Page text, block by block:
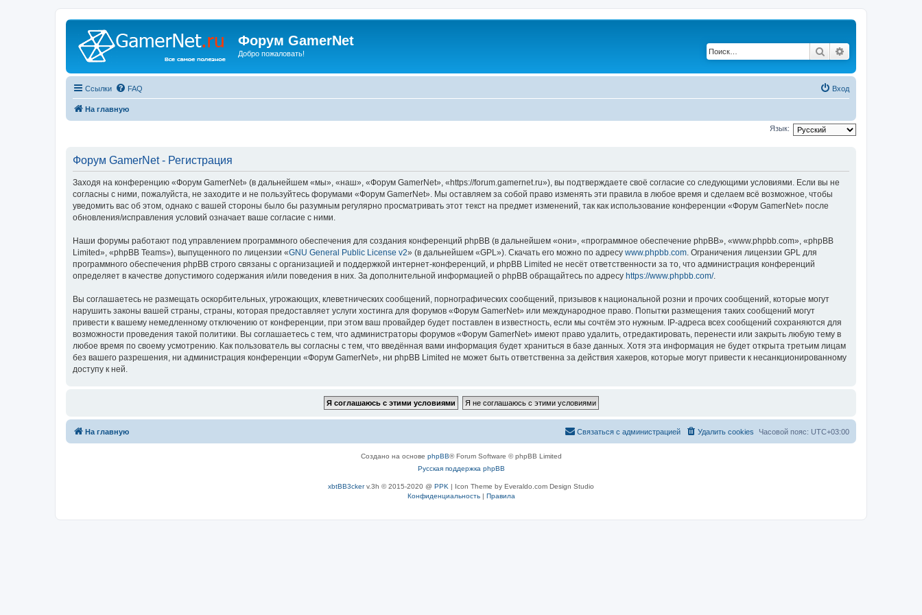
Форум GamerNet
Добро пожаловать! Поиск
Ссылки FAQ Вход
На главную
Язык:
Форум GamerNet - Регистрация
Заходя на конференцию «Форум GamerNet» (в дальнейшем «мы», «наш», «Форум GamerNet», «https://forum.gamernet.ru»), вы подтверждаете своё согласие со следующими условиями. Если вы не
согласны с ними, пожалуйста, не заходите и не пользуйтесь форумами «Форум GamerNet». Мы оставляем за собой право изменять эти правила в любое время и сделаем всё возможное, чтобы
уведомить вас об этом, однако с вашей стороны было бы разумным регулярно просматривать этот текст на предмет изменений, так как использование конференции «Форум GamerNet» после
обновления/исправления условий означает ваше согласие с ними.
Наши форумы работают под управлением программного обеспечения для создания конференций phpBB (в дальнейшем «они», «программное обеспечение phpBB», «www.phpbb.com», «phpBB
Limited», «phpBB Teams»), выпущенного по лицензии «GNU General Public License v2» (в дальнейшем «GPL»). Скачать его можно по адресу www.phpbb.com. Ограничения лицензии GPL для
программного обеспечения phpBB строго связаны с организацией и поддержкой интернет-конференций, и phpBB Limited не несёт ответственности за то, что администрация конференций
определяет в качестве допустимого содержания и/или поведения в них. За дополнительной информацией о phpBB обращайтесь по адресу https://www.phpbb.com/.
Вы соглашаетесь не размещать оскорбительных, угрожающих, клеветнических сообщений, порнографических сообщений, призывов к национальной розни и прочих сообщений, которые могут
нарушить законы вашей страны, страны, которая предоставляет услуги хостинга для форумов «Форум GamerNet» или международное право. Попытки размещения таких сообщений могут
привести к вашему немедленному отключению от конференции, при этом ваш провайдер будет поставлен в известность, если мы сочтём это нужным. IP-адреса всех сообщений сохраняются для
возможности проведения такой политики. Вы соглашаетесь с тем, что администраторы форумов «Форум GamerNet» имеют право удалить, отредактировать, перенести или закрыть любую тему в
любое время по своему усмотрению. Как пользователь вы согласны с тем, что введённая вами информация будет храниться в базе данных. Хотя эта информация не будет открыта третьим лицам
без вашего разрешения, ни администрация конференции «Форум GamerNet», ни phpBB Limited не может быть ответственна за действия хакеров, которые могут привести к несанкционированному
доступу к ней.
На главную Часовой пояс: UTC+03:00
Удалить cookies
Связаться с администрацией
Создано на основе phpBB® Forum Software © phpBB Limited
Русская поддержка phpBB
xbtBB3ckerv.3h © 2015-2020 @ PPK | Icon Theme by Everaldo.com Design Studio
Конфиденциальность| Правила